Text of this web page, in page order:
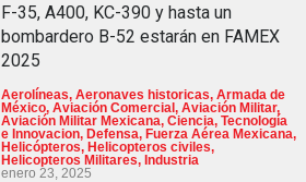
F-35, A400, KC-390 y hasta un
bombardero B-52 estarán en FAMEX
2025
Aerolíneas, Aeronaves historicas, Armada de
México, Aviación Comercial, Aviación Militar,
Aviación Militar Mexicana, Ciencia, Tecnología
e Innovacion, Defensa, Fuerza Aérea Mexicana,
Helicópteros, Helicopteros civiles,
Helicopteros Militares, Industria
enero 23, 2025